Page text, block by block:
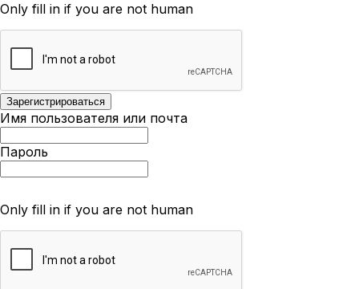
Only fill in if you are not human
Имя пользователя или почта
Пароль
Only fill in if you are not human